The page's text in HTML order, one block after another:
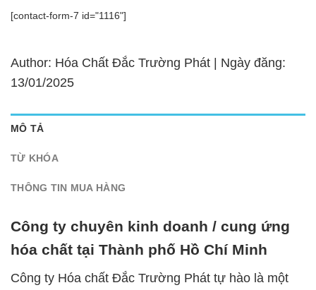
[contact-form-7 id="1116"]
Author: Hóa Chất Đắc Trường Phát | Ngày đăng:
13/01/2025
MÔ TẢ
TỪ KHÓA
THÔNG TIN MUA HÀNG
Công ty chuyên kinh doanh / cung ứng
hóa chất tại Thành phố Hồ Chí Minh
Công ty Hóa chất Đắc Trường Phát tự hào là một